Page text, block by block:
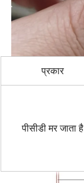
प्रकार
पीसीडी मर जाता है